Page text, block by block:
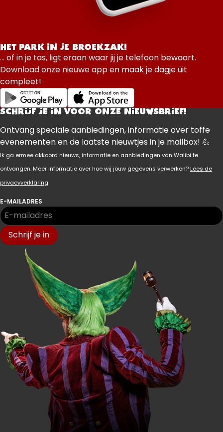
HET PARK IN JE BROEKZAK!
... of in je tas, ligt eraan waar jij je telefoon bewaart.
Download onze nieuwe app en maak je dagje uit
compleet!
SCHRIJF JE IN VOOR ONZE NIEUWSBRIEF!
Ontvang speciale aanbiedingen, informatie over toffe
evenementen en de laatste nieuwtjes in je mailbox! 💪
Ik ga ermee akkoord nieuws, informatie en aanbiedingen van Walibi te
ontvangen. Meer informatie over hoe wij jouw gegevens verwerken? Lees de
privacyverklaring
E-MAILADRES
Schrijf je in